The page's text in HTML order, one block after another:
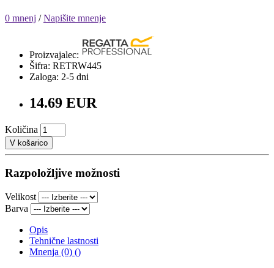
0 mnenj /Napišite mnenje
Proizvajalec:
Šifra: RETRW445
Zaloga: 2-5 dni
14.69 EUR
Količina
V košarico
Razpoložljive možnosti
Velikost
Barva
Opis
Tehnične lastnosti
Mnenja (0) ()